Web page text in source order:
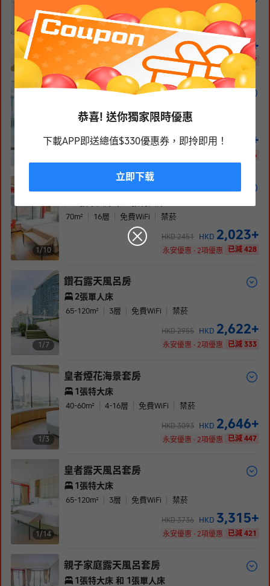
恭喜! 送你獨家限時優惠
下載APP即送總值$330優惠券，即拎即用！
立即下载
1/1
2張單人床
65-90m² 免費WiFi 禁菸
HKD2147 HKD1,830+
永安優惠 · 2項優惠 已減 317
鉑金煙花海景露台雙床房
m² 5層 免費WiFi 禁菸
HKD 2314 HKD1,938 +
已減 376
1/10
70m² 16層 免費WiFi 禁菸
HKD2451 HKD 2,023+
永安優惠 · 2項優惠 已減 428
1/7
鑽石露天風呂房
2張單人床
65-120m² 3層 免費WiFi 禁菸
HKD2955 HKD 2,622+
永安優惠 · 2項優惠 已減 333
1/3
皇者煙花海景套房
1張特大床
40-60m² 4-16層 免費WiFi 禁菸
HKD3093 HKD 2,646+
永安優惠 · 2項優惠 已減 447
1/14
皇者露天風呂套房
1張特大床
65-120m² 3層 免費WiFi 禁菸
HKD3736 HKD 3,315+
永安優惠 · 2項優惠 已減 421
親子家庭露天風呂套房
1張特大床 和 1張單人床